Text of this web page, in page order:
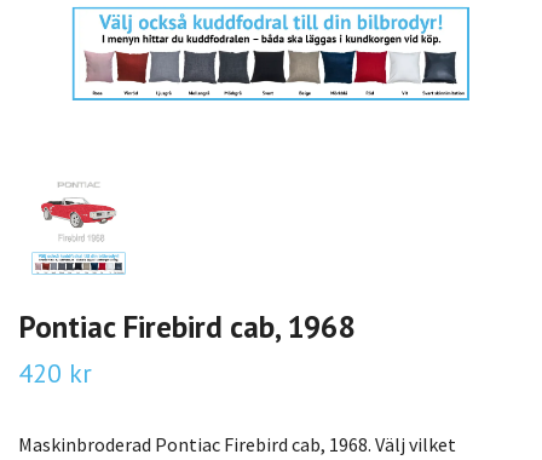
Pontiac Firebird cab, 1968
420 kr
Maskinbroderad Pontiac Firebird cab, 1968. Välj vilket